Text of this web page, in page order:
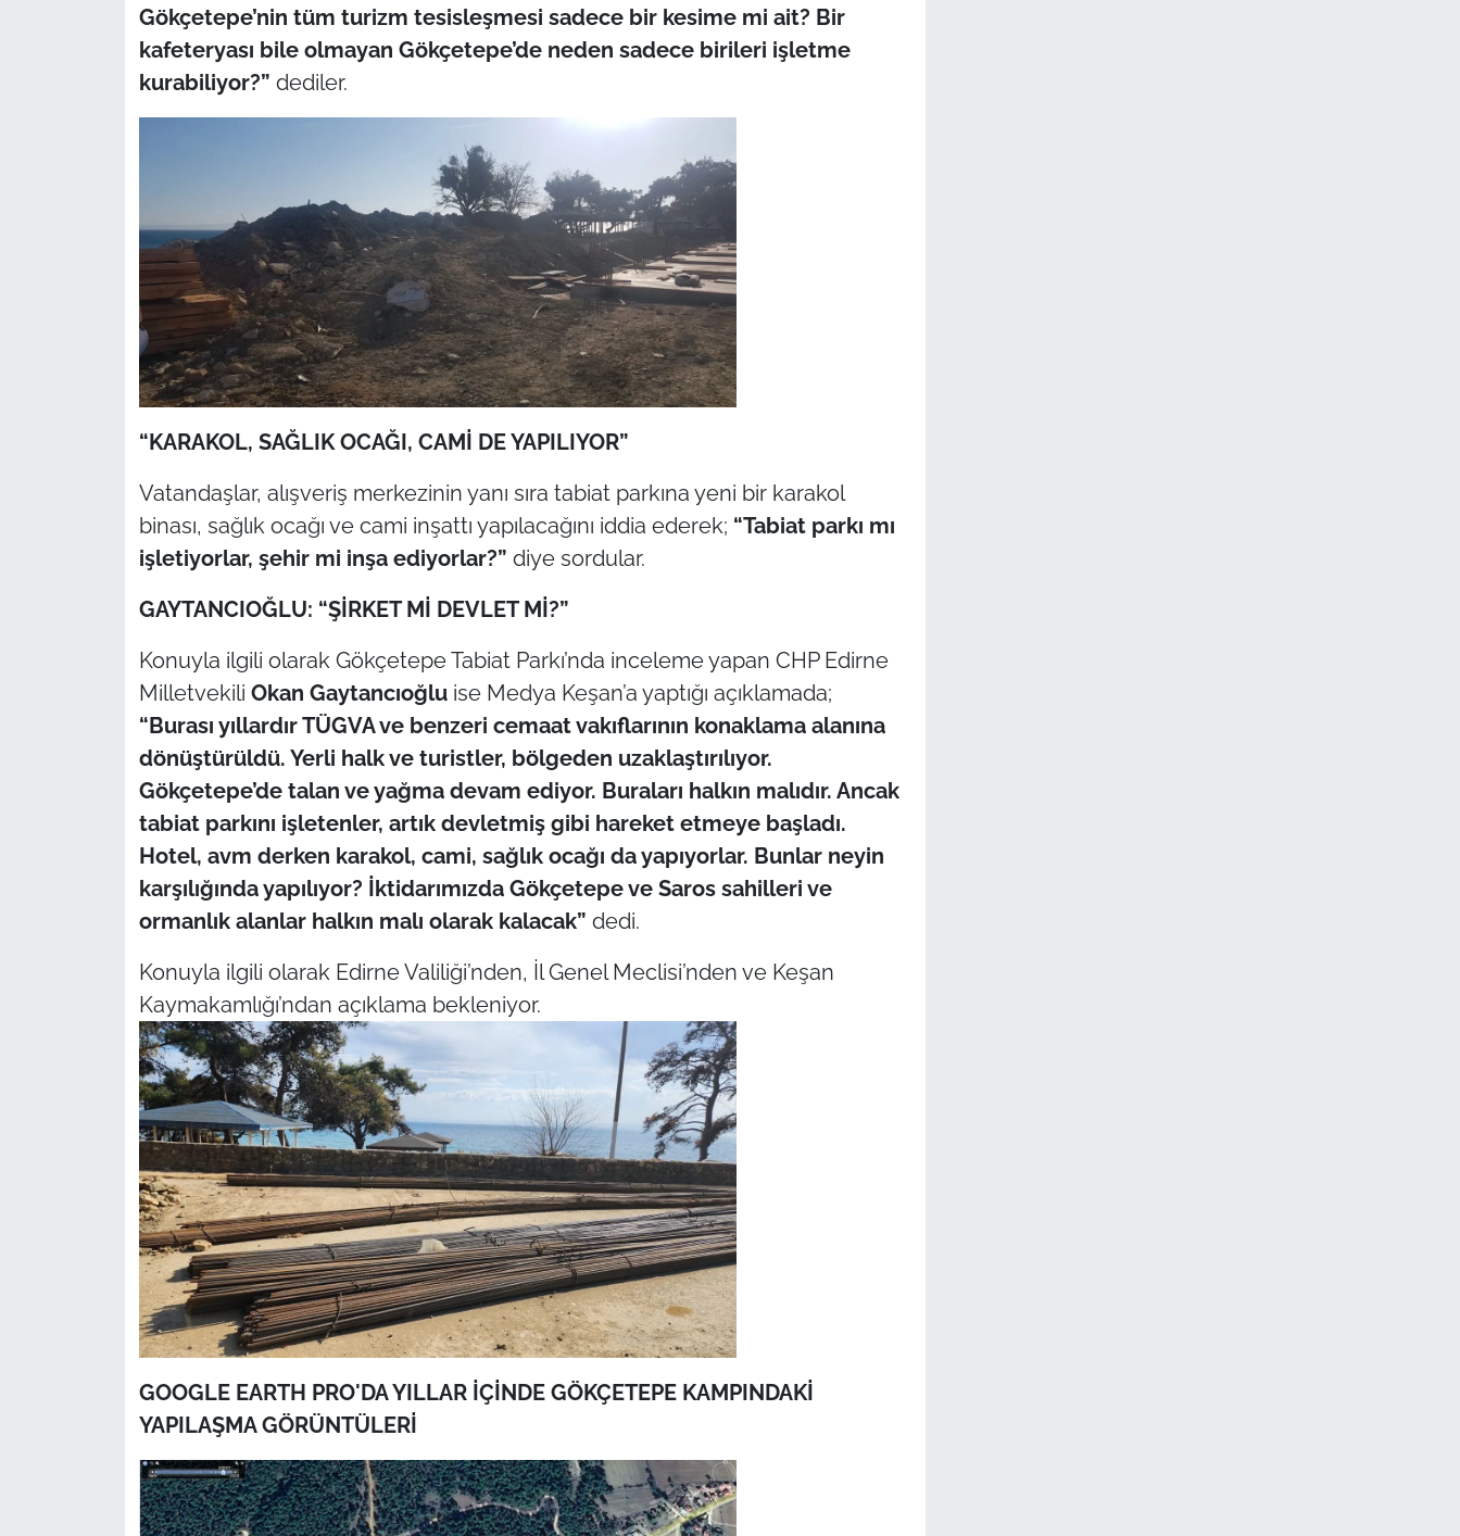
Gökçetepe’nin tüm turizm tesisleşmesi sadece bir kesime mi ait? Bir
kafeteryası bile olmayan Gökçetepe’de neden sadece birileri işletme
kurabiliyor?” dediler.
“KARAKOL, SAĞLIK OCAĞI, CAMİ DE YAPILIYOR”
Vatandaşlar, alışveriş merkezinin yanı sıra tabiat parkına yeni bir karakol
binası, sağlık ocağı ve cami inşattı yapılacağını iddia ederek; “Tabiat parkı mı
işletiyorlar, şehir mi inşa ediyorlar?” diye sordular.
GAYTANCIOĞLU: “ŞİRKET Mİ DEVLET Mİ?”
Konuyla ilgili olarak Gökçetepe Tabiat Parkı’nda inceleme yapan CHP Edirne
Milletvekili Okan Gaytancıoğluise Medya Keşan’a yaptığı açıklamada;
“Burası yıllardır TÜGVA ve benzeri cemaat vakıflarının konaklama alanına
dönüştürüldü. Yerli halk ve turistler, bölgeden uzaklaştırılıyor.
Gökçetepe’de talan ve yağma devam ediyor. Buraları halkın malıdır. Ancak
tabiat parkını işletenler, artık devletmiş gibi hareket etmeye başladı.
Hotel, avm derken karakol, cami, sağlık ocağı da yapıyorlar. Bunlar neyin
karşılığında yapılıyor? İktidarımızda Gökçetepe ve Saros sahilleri ve
ormanlık alanlar halkın malı olarak kalacak” dedi.
Konuyla ilgili olarak Edirne Valiliği’nden, İl Genel Meclisi’nden ve Keşan
Kaymakamlığı’ndan açıklama bekleniyor.
GOOGLE EARTH PRO'DA YILLAR İÇİNDE GÖKÇETEPE KAMPINDAKİ
YAPILAŞMA GÖRÜNTÜLERİ